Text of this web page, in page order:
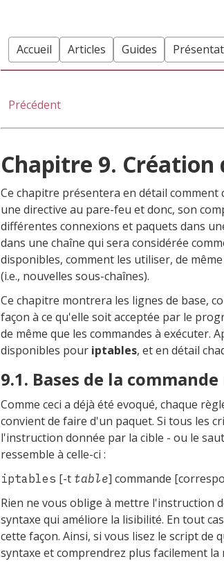
Accueil Articles Guides
Précédent
Chapitre 9. Création
Ce chapitre présentera en détail
une directive au pare-feu et donc, son
différentes connexions et paquets dans
dans une chaîne qui sera considérée
disponibles, comment les utiliser, de
(i.e., nouvelles sous-chaînes).
Ce chapitre montrera les lignes de base,
façon à ce qu'elle soit acceptée par le
de même que les commandes à exécuter.
disponibles pour iptables, et en détail
9.1. Bases de la
Comme ceci a déjà été evoqué, chaque
convient de faire d'un paquet. Si tous les
l'instruction donnée par la cible - ou le
ressemble à celle-ci :
iptables [-t table] commande
Rien ne vous oblige à mettre l'instruction
syntaxe qui améliore la lisibilité. En tout
cette façon. Ainsi, si vous lisez le script
syntaxe et comprendrez plus facilement la